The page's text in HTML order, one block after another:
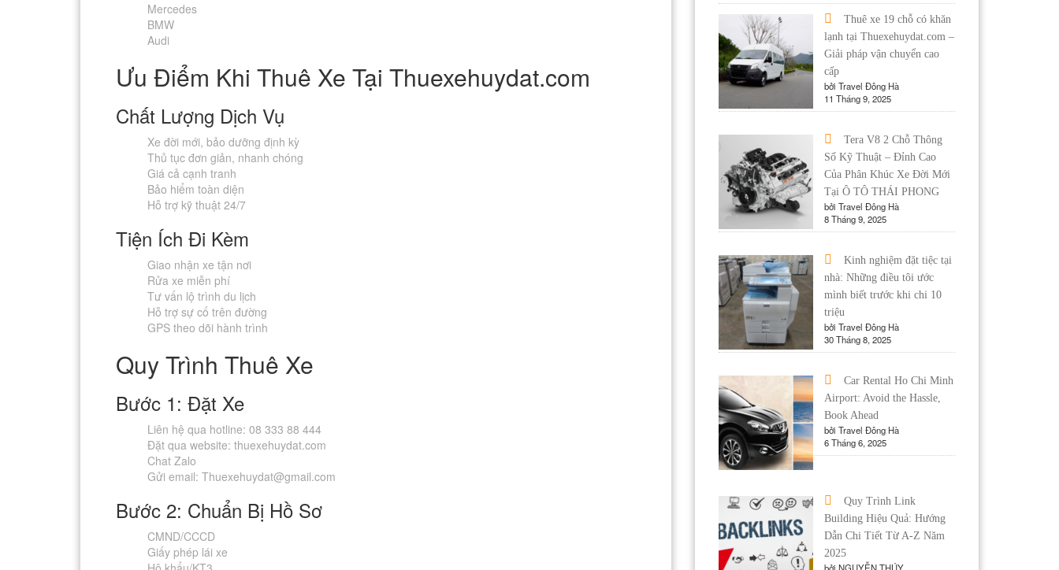
Mercedes
BMW
Audi
Ưu Điểm Khi Thuê Xe Tại Thuexehuydat.com
Chất Lượng Dịch Vụ
Xe đời mới, bảo dưỡng định kỳ
Thủ tục đơn giản, nhanh chóng
Giá cả cạnh tranh
Bảo hiểm toàn diện
Hỗ trợ kỹ thuật 24/7
Tiện Ích Đi Kèm
Giao nhận xe tận nơi
Rửa xe miễn phí
Tư vấn lộ trình du lịch
Hỗ trợ sự cố trên đường
GPS theo dõi hành trình
Quy Trình Thuê Xe
Bước 1: Đặt Xe
Liên hệ qua hotline: 08 333 88 444
Đặt qua website: thuexehuydat.com
Chat Zalo
Gửi email: Thuexehuydat@gmail.com
Bước 2: Chuẩn Bị Hồ Sơ
CMND/CCCD
Giấy phép lái xe
Thuê xe 19 chỗ có khăn
lạnh tại Thuexehuydat.com –
Giải pháp vận chuyển cao
cấp
bởi Travel Đông Hà
11 Tháng 9, 2025
Tera V8 2 Chỗ Thông
Số Kỹ Thuật – Đỉnh Cao
Của Phân Khúc Xe Đời Mới
Tại Ô TÔ THÁI PHONG
bởi Travel Đông Hà
8 Tháng 9, 2025
Kinh nghiệm đặt tiệc tại
nhà: Những điều tôi ước
mình biết trước khi chi 10
triệu
bởi Travel Đông Hà
30 Tháng 8, 2025
Car Rental Ho Chi Minh
Airport: Avoid the Hassle,
Book Ahead
bởi Travel Đông Hà
6 Tháng 6, 2025
Quy Trình Link
Building Hiệu Quả: Hướng
Dẫn Chi Tiết Từ A-Z Năm
2025